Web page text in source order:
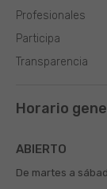
Profesionales
Participa
Transparencia
Horario
ABIERTO
De martes a